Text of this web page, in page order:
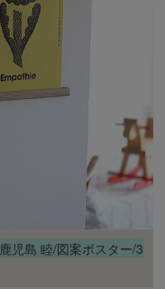
鹿児島 睦/図案ポスター/3